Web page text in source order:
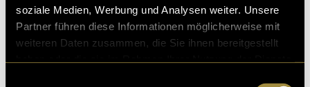
soziale Medien, Werbung und Analysen weiter. Unsere
Partner führen diese Informationen möglicherweise mit
weiteren Daten zusammen, die Sie ihnen bereitgestellt
Interaktionsdesign: Die Interaktionen wurden mithilfe
von Szenarios aus Sicht der Personas erstellt.
Zusätzlich erstellte ich pro Persona eine User Journey,
die ebenfalls die komplette Interaktion mit der